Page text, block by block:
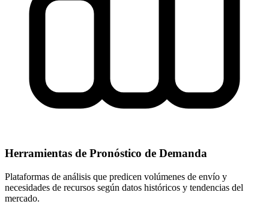
Herramientas de Pronóstico de Demanda
Plataformas de análisis que predicen volúmenes de envío y
necesidades de recursos según datos históricos y tendencias del
mercado.